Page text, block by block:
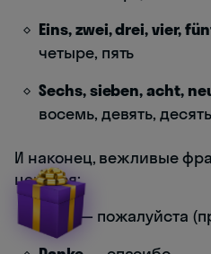
Eins, zwei, drei, vier,
четыре, пять
Sechs, sieben, acht,
восемь, девять, десять
И наконец, вежливые
ценятся:
Bitte— пожалуйста